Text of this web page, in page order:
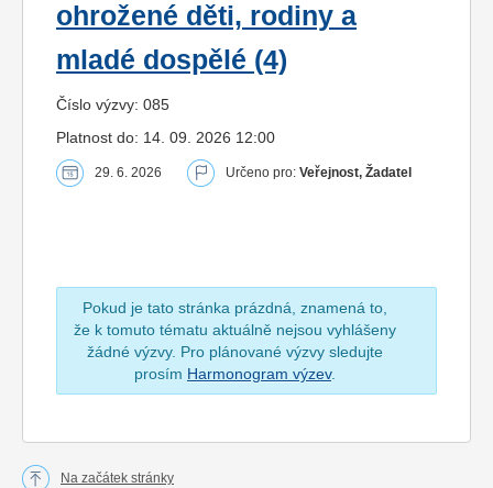
ohrožené děti, rodiny a
mladé dospělé (4)
Číslo výzvy: 085
Platnost do: 14. 09. 2026 12:00
29. 6. 2026 Určeno pro: Veřejnost, Žadatel
Pokud je tato stránka prázdná, znamená to,
že k tomuto tématu aktuálně nejsou vyhlášeny
žádné výzvy. Pro plánované výzvy sledujte
prosím Harmonogram výzev.
Na začátek stránky